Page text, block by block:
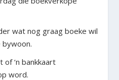
wat nog graag boeke wil
of ‘n bankkaart
word.